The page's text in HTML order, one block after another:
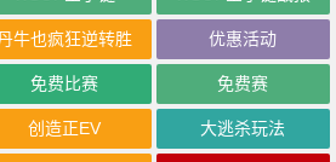
牛也疯狂逆转胜 优惠活动
免费比赛 免费赛
创造正EV 大逃杀玩法